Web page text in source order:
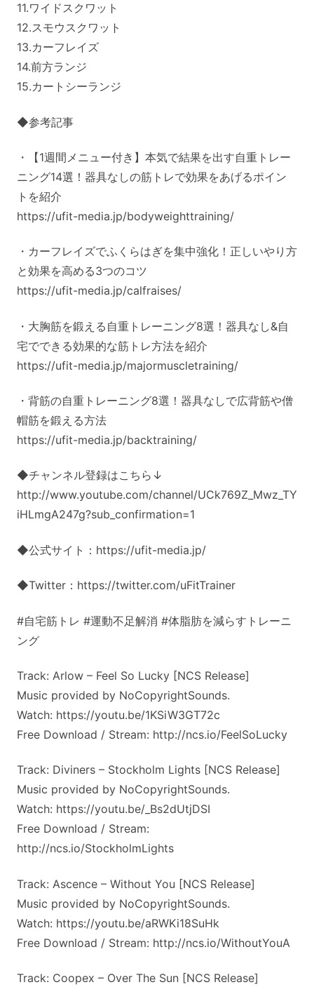
11.ワイドスクワット
12.スモウスクワット
13.カーフレイズ
14.前方ランジ
15.カートシーランジ
◆参考記事
・【1週間メニュー付き】本気で結果を出す自重トレー
ニング14選！器具なしの筋トレで効果をあげるポイン
トを紹介
https://ufit-media.jp/bodyweighttraining/
・カーフレイズでふくらはぎを集中強化！正しいやり方
と効果を高める3つのコツ
https://ufit-media.jp/calfraises/
・大胸筋を鍛える自重トレーニング8選！器具なし&自
宅でできる効果的な筋トレ方法を紹介
https://ufit-media.jp/majormuscletraining/
・背筋の自重トレーニング8選！器具なしで広背筋や僧
帽筋を鍛える方法
https://ufit-media.jp/backtraining/
◆チャンネル登録はこちら↓
http://www.youtube.com/channel/UCk769Z_Mwz_TY
iHLmgA247g?sub_confirmation=1
◆公式サイト：https://ufit-media.jp/
◆Twitter：https://twitter.com/uFitTrainer
#自宅筋トレ #運動不足解消 #体脂肪を減らすトレーニ
ング
Track: Arlow – Feel So Lucky [NCS Release]
Music provided by NoCopyrightSounds.
Watch: https://youtu.be/1KSiW3GT72c
Free Download / Stream: http://ncs.io/FeelSoLucky
Track: Diviners – Stockholm Lights [NCS Release]
Music provided by NoCopyrightSounds.
Watch: https://youtu.be/_Bs2dUtjDSI
Free Download / Stream:
http://ncs.io/StockholmLights
Track: Ascence – Without You [NCS Release]
Music provided by NoCopyrightSounds.
Watch: https://youtu.be/aRWKi18SuHk
Free Download / Stream: http://ncs.io/WithoutYouA
Track: Coopex – Over The Sun [NCS Release]